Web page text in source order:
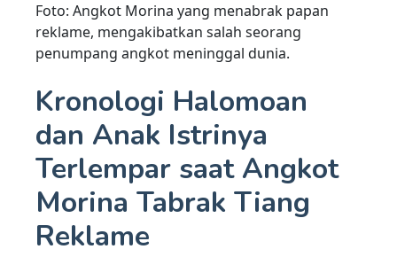
Foto: Angkot Morina yang menabrak papan
reklame, mengakibatkan salah seorang
penumpang angkot meninggal dunia.
Kronologi Halomoan
dan Anak Istrinya
Terlempar saat Angkot
Morina Tabrak Tiang
Reklame